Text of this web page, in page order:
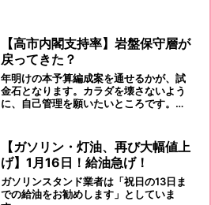
【高市内閣支持率】岩盤保守層が
戻ってきた？
年明けの本予算編成案を通せるかが、試
金石となります。カラダを壊さないよう
に、自己管理を願いたいところです。代
【ガソリン・灯油、再び大幅値上
げ】1月16日！給油急げ！
ガソリンスタンド業者は「祝日の13日ま
での給油をお勧めします」としていま